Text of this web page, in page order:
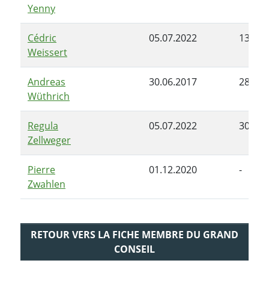
Yenny
Cédric
Weissert
05.07.2022
Andreas
Wüthrich
30.06.2017
Regula
Zellweger
05.07.2022
Pierre
Zwahlen
01.12.2020 -
RETOUR VERS LA FICHE MEMBRE DU GRAND
CONSEIL